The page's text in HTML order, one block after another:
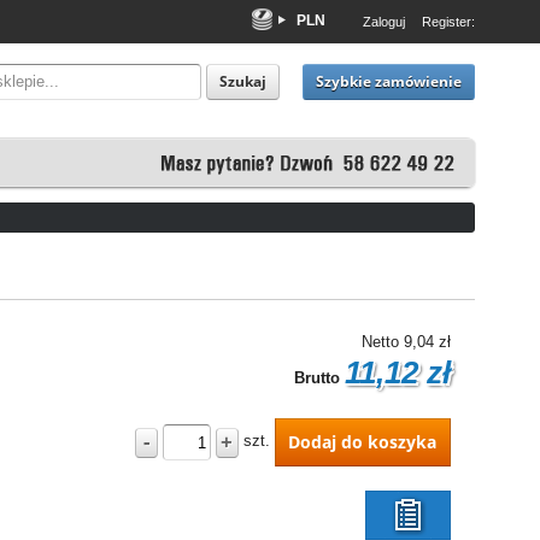
PLN
EUR
USD
Zaloguj Register:
Szukaj Szybkie zamówienie
Netto 9,04 zł
Brutto 11,12 zł
- + szt. Dodaj do koszyka